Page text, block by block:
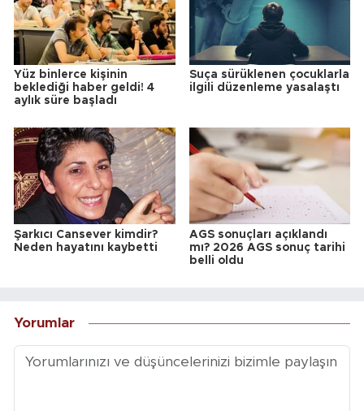
Yüz binlerce kişinin
beklediği haber geldi! 4
aylık süre başladı
Suça sürüklenen çocuklarla
ilgili düzenleme yasalaştı
Şarkıcı Cansever kimdir?
Neden hayatını kaybetti
AGS sonuçları açıklandı
mı? 2026 AGS sonuç tarihi
belli oldu
Yorumlar